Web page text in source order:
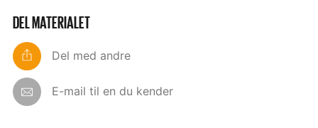
DEL MATERIALET
Del med andre
E-mail til en du kender